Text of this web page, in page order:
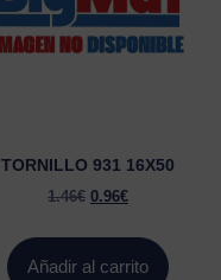
TORNILLO 931 16X50
1.46€ 0.96€
Añadir al carrito